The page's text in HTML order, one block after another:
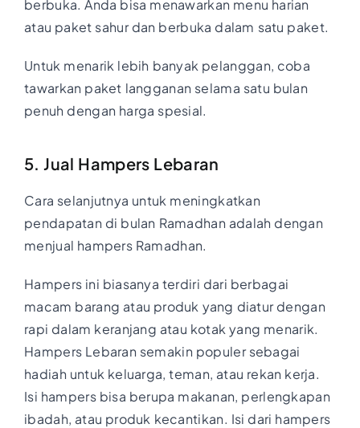
berbuka. Anda bisa menawarkan menu harian
atau paket sahur dan berbuka dalam satu paket.
Untuk menarik lebih banyak pelanggan, coba
tawarkan paket langganan selama satu bulan
penuh dengan harga spesial.
5. Jual Hampers Lebaran
Cara selanjutnya untuk meningkatkan
pendapatan di bulan Ramadhan adalah dengan
menjual hampers Ramadhan.
Hampers ini biasanya terdiri dari berbagai
macam barang atau produk yang diatur dengan
rapi dalam keranjang atau kotak yang menarik.
Hampers Lebaran semakin populer sebagai
hadiah untuk keluarga, teman, atau rekan kerja.
Isi hampers bisa berupa makanan, perlengkapan
ibadah, atau produk kecantikan. Isi dari hampers